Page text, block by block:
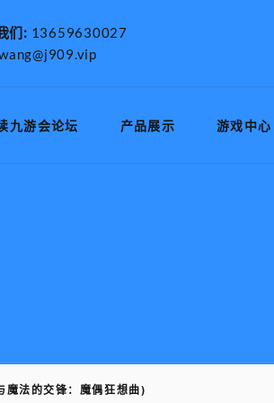
们: 13659630027
九游会论坛 产品展示 游戏中心
魔法的交锋：魔偶狂想曲)